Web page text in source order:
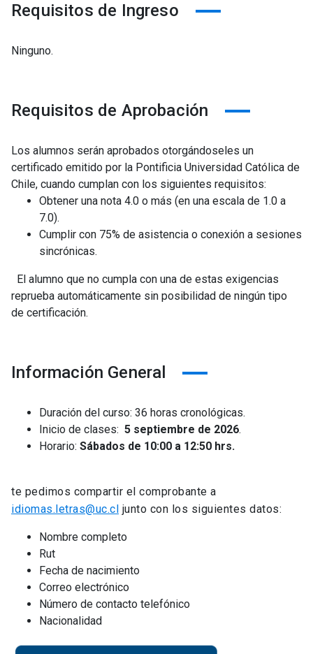
Requisitos de Ingreso
Ninguno.
Requisitos de Aprobación
Los alumnos serán aprobados otorgándoseles un
certificado emitido por la Pontificia Universidad Católica de
Chile, cuando cumplan con los siguientes requisitos:
Obtener una nota 4.0 o más (en una escala de 1.0 a
7.0).
Cumplir con 75% de asistencia o conexión a sesiones
sincrónicas.
El alumno que no cumpla con una de estas exigencias
reprueba automáticamente sin posibilidad de ningún tipo
de certificación.
Información General
Duración del curso: 36 horas cronológicas.
Inicio de clases: 5 septiembre de 2026.
Horario: Sábados de 10:00 a 12:50 hrs.
te pedimos compartir el comprobante a
idiomas.letras@uc.cl junto con los siguientes datos:
Nombre completo
Rut
Fecha de nacimiento
Correo electrónico
Número de contacto telefónico
Nacionalidad